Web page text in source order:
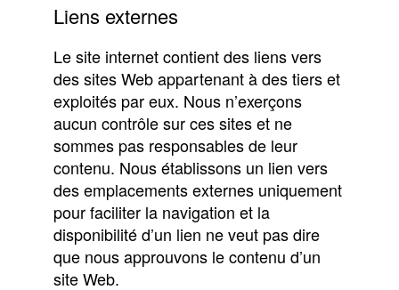
Liens externes
Le site internet contient des liens vers
des sites Web appartenant à des tiers et
exploités par eux. Nous n’exerçons
aucun contrôle sur ces sites et ne
sommes pas responsables de leur
contenu. Nous établissons un lien vers
des emplacements externes uniquement
pour faciliter la navigation et la
disponibilité d’un lien ne veut pas dire
que nous approuvons le contenu d’un
site Web.